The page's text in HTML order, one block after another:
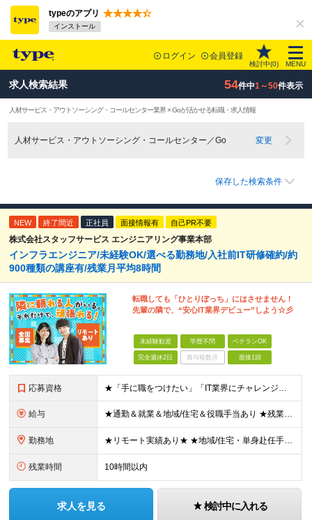
typeのアプリ
インストール
ログイン 会員登録
検討中(0) MENU
求人検索結果 54件中1～50件表示
人材サービス・アウトソーシング・コールセンター業界 × Goが活かせる転職・求人情報
人材サービス・アウトソーシング・コールセンター／Go 変更
保存した検索条件
NEW 終了間近 正社員 面接情報有 自己PR不要
株式会社スタッフサービス エンジニアリング事業本部
インフラエンジニア/未経験OK/選べる勤務地/入社前IT研修確約/約
900種類の講座有/残業月平均8時間
転職しても「ひとりぼっち」にはさせません！
先輩の隣で、“安心IT業界デビュー”しよう☆彡
未経験歓迎 学歴不問 ベテランOK
完全週休2日 賞与複数月 面接1回
応募資格 ★「手に職をつけたい」「IT業界にチャレンジしたい」方歓迎！ ■学歴不問 ■IT知識・理系文系不問！未経験・第二新卒OK ★ITサポート・IT事務やエンジニアの経験をお持ちの方は優遇します！ 地方在
給与 ★通勤＆就業＆地域/住宅＆役職手当あり ★残業代は全額支給 ★選べる給与制度あり！ ■東京・神奈川・千葉・埼玉勤務の場合 月給24.5万円～55万円＋諸手当 （残業代は全額支給） (20,000円の
勤務地 ★リモート実績あり★ ★地域/住宅・単身赴任手当などサポートも万全 ★転任費用や寮・社宅制度も完備しています ★勤務地については希望を考慮の上、決定します ★面接地エリアでの就業率92％以上！ 『地
残業時間 10時間以内
求人を見る 検討中に入れる